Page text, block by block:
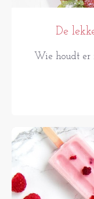
De
Wie houdt er